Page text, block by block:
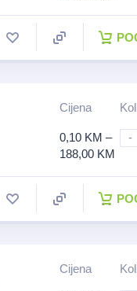
Cijena
0,10 KM –
188,00 KM
-
Cijena